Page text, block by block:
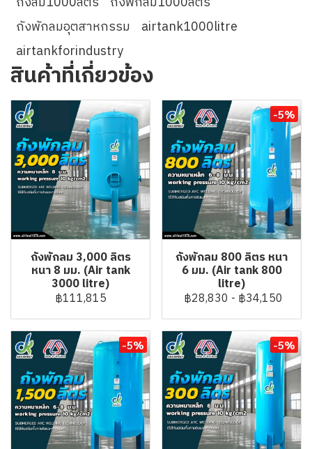
ถังพักลมอุตสาหกรรม airtank1000litre
airtankforindustry
สินค้าที่เกี่ยวข้อง
ถังพักลม 3,000 ลิตร
หนา 8 มม. (Air tank
3000 litre)
฿111,815
-5%
ถังพักลม 800 ลิตร หนา
6 มม. (Air tank 800
litre)
฿28,830 - ฿34,150
-5% -5%